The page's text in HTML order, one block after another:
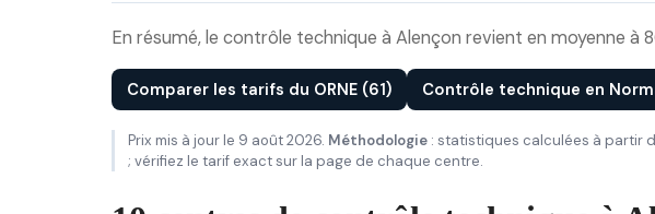
En résumé, le contrôle technique à Alençon revient en moyenne
Comparer les tarifs du ORNE (61) Contrôle technique en
Prix mis à jour le 9 août 2026. Méthodologie : statistiques calculées à partir
; vérifiez le tarif exact sur la page de chaque centre.